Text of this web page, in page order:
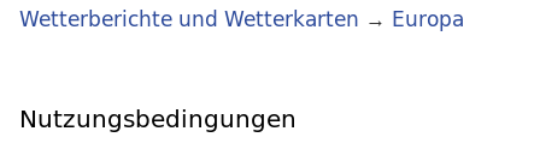
Wetterberichte und Wetterkarten → Europa
Nutzungsbedingungen